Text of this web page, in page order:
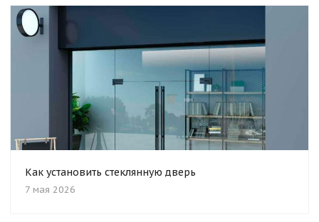
Как установить стеклянную дверь
7 мая 2026